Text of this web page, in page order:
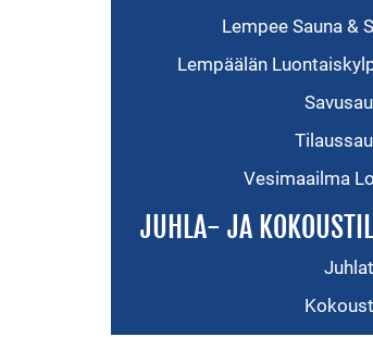
Lempee Sauna &
Lempäälän
Vesimaailma
JUHLA- JA